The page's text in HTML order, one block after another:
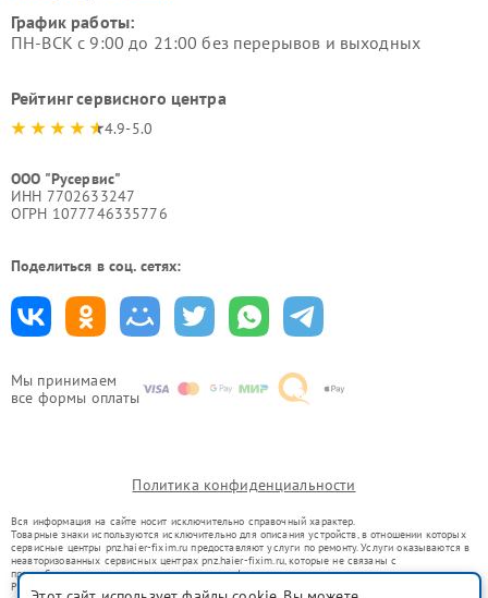
Мы принимаем
все формы оплаты
График работы:
ПН-ВСК с 9:00 до 21:00 без перерывов и выходных
Рейтинг сервисного центра
4.9-5.0
ООО "Русервис"
ИНН 7702633247
ОГРН 1077746335776
Поделиться в соц. сетях:
Политика конфиденциальности
Вся информация на сайте носит исключительно справочный характер.
Товарные знаки используются исключительно для описания устройств, в отношении которых
сервисные центры pnz.haier-fixim.ru предоставляют услуги по ремонту. Услуги оказываются в
неавторизованных сервисных центрах pnz.haier-fixim.ru, которые не связаны с
правообладателями товарных знаков или их официальными представителями.
Ремонт осуществляется для устройств, уже введенных в гражданский оборот в соответствии